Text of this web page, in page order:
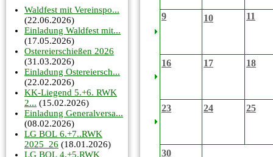
Waldfest mit Vereinspo...
(22.06.2026)
Einladung Waldfest mit...
(17.05.2026)
Ostereierschießen 2026
(31.03.2026)
Einladung Ostereiersch...
(22.02.2026)
KK-Liegend 5.+6. RWK
2... (15.02.2026)
Einladung Generalversa...
(08.02.2026)
LG BOL 6.+7..RWK
2025_26 (18.01.2026)
LG BOL 4.+5.RWK
9 10 11
16 17 18
23 24 25
30